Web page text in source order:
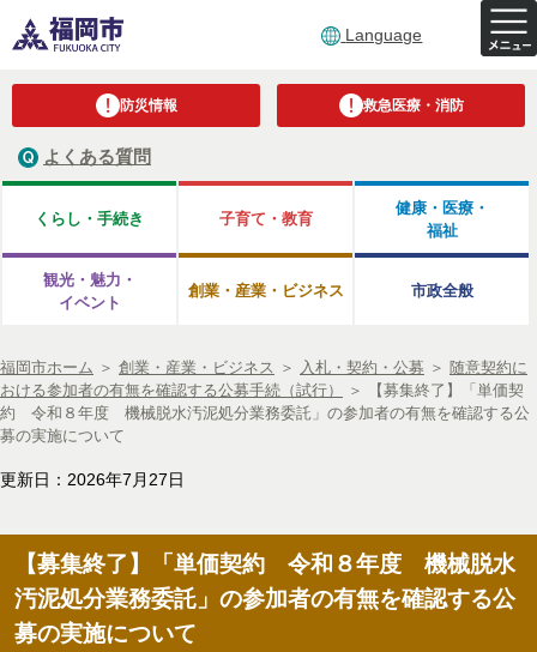
Language
防災情報 救急医療・消防
よくある質問
くらし・手続き 子育て・教育
健康・医療・
福祉
観光・魅力・
イベント
創業・産業・ビジネス 市政全般
福岡市ホーム ＞ 創業・産業・ビジネス ＞ 入札・契約・公募 ＞ 随意契約に
おける参加者の有無を確認する公募手続（試行）
＞
【募集終了】「単価契
約 令和８年度 機械脱水汚泥処分業務委託」の参加者の有無を確認する公
募の実施について
更新日：2026年7月27日
【募集終了】「単価契約 令和８年度 機械脱水
汚泥処分業務委託」の参加者の有無を確認する公
募の実施について